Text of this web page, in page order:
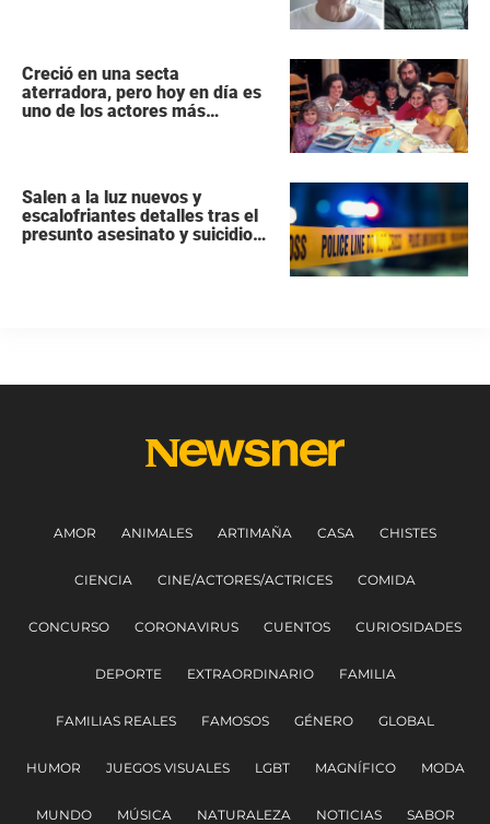
Creció en una secta
aterradora, pero hoy en día es
uno de los actores más
Salen a la luz nuevos y
escalofriantes detalles tras el
presunto asesinato y suicidio
AMOR ANIMALES ARTIMAÑA CASA CHISTES
CIENCIA CINE/ACTORES/ACTRICES COMIDA
CONCURSO CORONAVIRUS CUENTOS CURIOSIDADES
DEPORTE EXTRAORDINARIO FAMILIA
FAMILIAS REALES FAMOSOS GÉNERO GLOBAL
HUMOR JUEGOS VISUALES LGBT MAGNÍFICO MODA
MUNDO MÚSICA NATURALEZA NOTICIAS SABOR